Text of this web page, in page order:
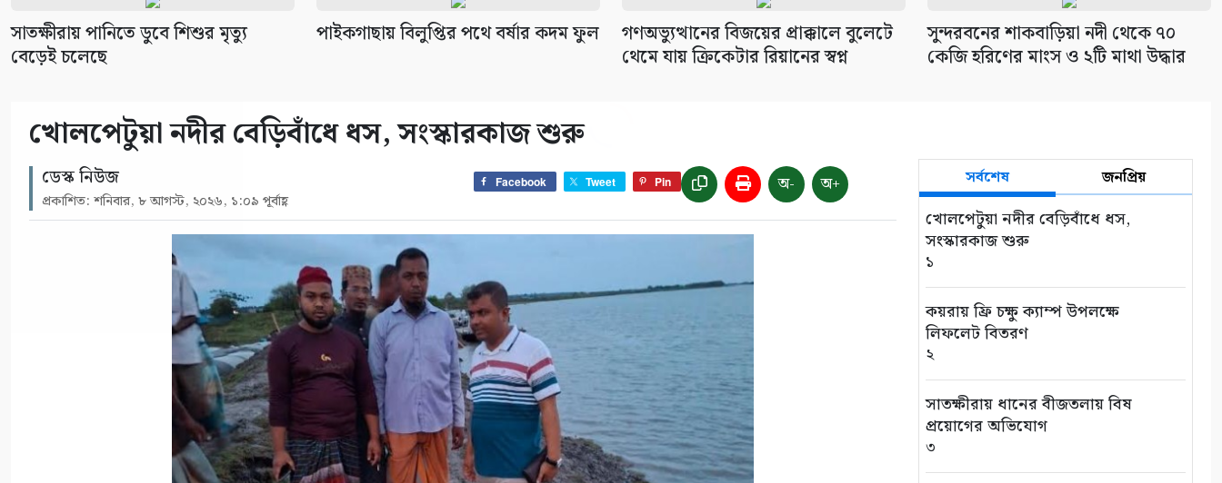
সাতক্ষীরায় পানিতে ডুবে শিশুর মৃত্যু
বেড়েই চলেছে
পাইকগাছায় বিলুপ্তির পথে বর্ষার কদম ফুল
গণঅভ্যুত্থানের বিজয়ের প্রাক্কালে বুলেটে
থেমে যায় ক্রিকেটার রিয়ানের স্বপ্ন
সুন্দরবনের শাকবাড়িয়া নদী থেকে ৭০
কেজি হরিণের মাংস ও ২টি মাথা উদ্ধার
খোলপেটুয়া নদীর বেড়িবাঁধে ধস, সংস্কারকাজ শুরু
ডেস্ক নিউজ
প্রকাশিত: শনিবার, ৮ আগস্ট, ২০২৬, ১:০৯ পূর্বাহ্ণ
Facebook Tweet Pin অ- অ+ সর্বশেষ জনপ্রিয়
খোলপেটুয়া নদীর বেড়িবাঁধে ধস,
সংস্কারকাজ শুরু
১
কয়রায় ফ্রি চক্ষু ক্যাম্প উপলক্ষে
লিফলেট বিতরণ
২
সাতক্ষীরায় ধানের বীজতলায় বিষ
প্রয়োগের অভিযোগ
৩